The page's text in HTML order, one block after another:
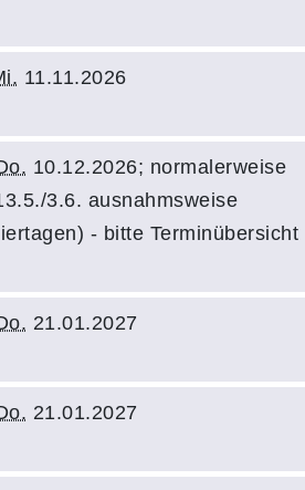
11.11.2026
10.12.2026; normalerweise
3.6. ausnahmsweise
- bitte Terminübersicht
21.01.2027
21.01.2027